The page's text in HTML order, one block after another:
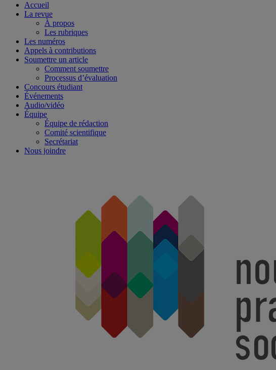
Accueil
La revue
À propos
Les rubriques
Les numéros
Appels à contributions
Soumettre un article
Comment soumettre
Processus d’évaluation
Concours étudiant
Événements
Audio/vidéo
Équipe
Équipe de rédaction
Comité scientifique
Secrétariat
Nous joindre